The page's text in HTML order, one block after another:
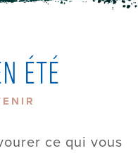
ÉTÉ
ce qui vous